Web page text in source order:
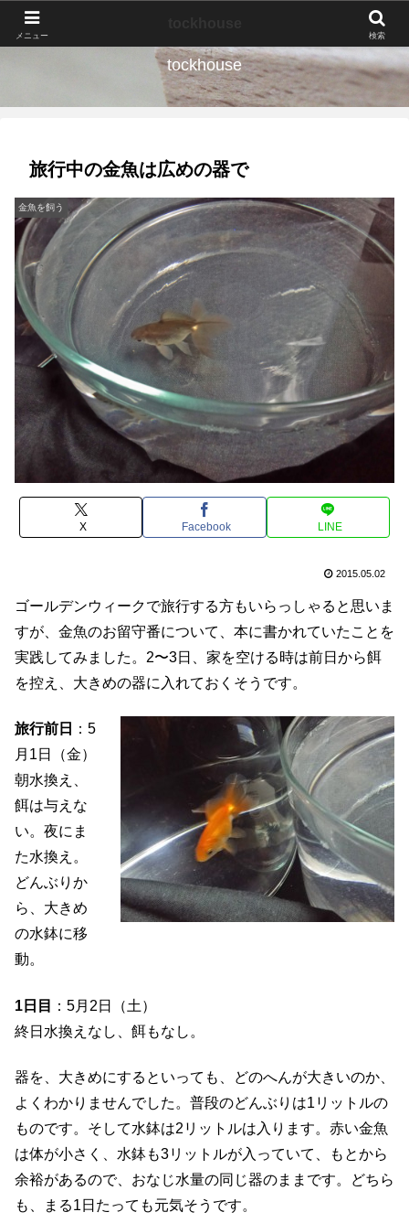
tockhouse
旅行中の金魚は広めの器で
金魚を飼う
X Facebook LINE
2015.05.02
ゴールデンウィークで旅行する方もいらっしゃると思いま
すが、金魚のお留守番について、本に書かれていたことを
実践してみました。2〜3日、家を空ける時は前日から餌
を控え、大きめの器に入れておくそうです。
旅行前日
：5
月1日（金）
朝水換え、
餌は与えな
い。夜にま
た水換え。
どんぶりか
ら、大きめ
の水鉢に移
動。
1日目
：5月2日（土）
終日水換えなし、餌もなし。
器を、大きめにするといっても、どのへんが大きいのか、
よくわかりませんでした。普段のどんぶりは1リットルの
ものです。そして水鉢は2リットルは入ります。赤い金魚
は体が小さく、水鉢も3リットルが入っていて、もとから
余裕があるので、おなじ水量の同じ器のままです。どちら
も、まる1日たっても元気そうです。
メニュー 検索